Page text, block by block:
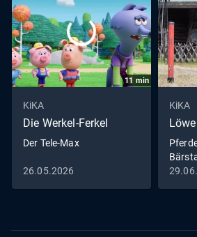
11 min
KiKA
Die Werkel-Ferkel
Der Tele-Max
26.05.2026
KiKA